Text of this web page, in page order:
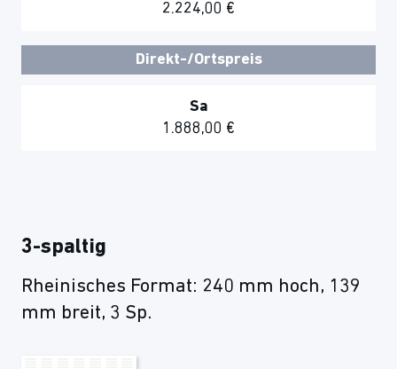
2.224,00 €
Direkt-/Ortspreis
Sa
1.888,00 €
3-spaltig
Rheinisches Format: 240 mm hoch, 139
mm breit, 3 Sp.